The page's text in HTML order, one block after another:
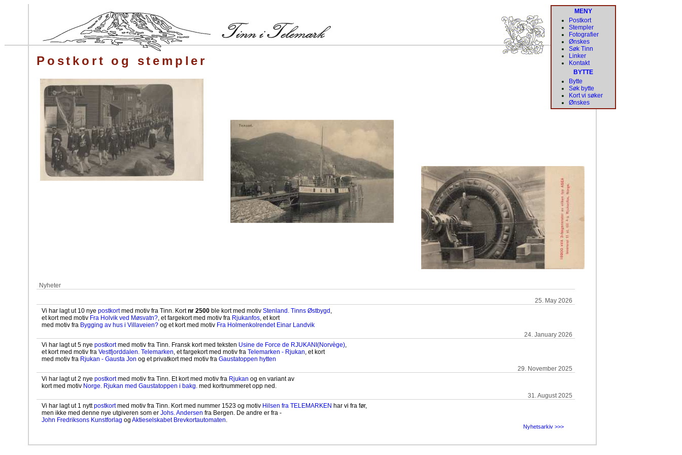
Postkort og stempler
Nyheter
25. May 2026
Vi har lagt ut 10 nye postkortmed motiv fra Tinn. Kortnr 2500 ble kort med motiv Stenland. Tinns Østbygd ,
et kort med motiv Fra Holvik ved Møsvatn?, et fargekort med motiv fra Rjukanfos, et kort
med motiv fra Bygging av hus i Villaveien? og et kort med motiv Fra Holmenkolrendet Einar Landvik
24. January 2026
Vi har lagt ut 5 nye postkortmed motiv fra Tinn. Fransk kort med teksten Usine de Force de RJUKANI(Norvège),
et kort med motiv fra Vestfjorddalen. Telemarken, et fargekort med motiv fra Telemarken - Rjukan, et kort
med motiv fra Rjukan - Gausta Jon og et privatkort med motiv fra Gaustatoppen hytten
29. November 2025
Vi har lagt ut 2 nye postkortmed motiv fra Tinn. Et kort med motiv fra Rjukan og en variant av
kort med motiv Norge. Rjukan med Gaustatoppen i bakg. med kortnummeret opp ned.
31. August 2025
Vi har lagt ut 1 nyttpostkortmed motiv fra Tinn. Kort med nummer 1523 og motiv Hilsen fra TELEMARKEN har vi fra før,
men ikke med denne nye utgiveren som er Johs. Andersen fra Bergen. De andre er fra -
John Fredriksons Kunstforlag og Aktieselskabet Brevkortautomaten.
Nyhetsarkiv >>>
MENY
Postkort
Stempler
Fotografier
Ønskes
Søk Tinn
Linker
Kontakt
BYTTE
Bytte
Søk bytte
Kort vi søker
Ønskes